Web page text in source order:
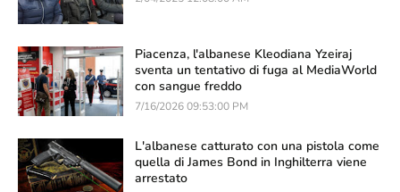
Piacenza, l'albanese Kleodiana Yzeiraj
sventa un tentativo di fuga al MediaWorld
con sangue freddo
7/16/2026 09:53:00 PM
L'albanese catturato con una pistola come
quella di James Bond in Inghilterra viene
arrestato